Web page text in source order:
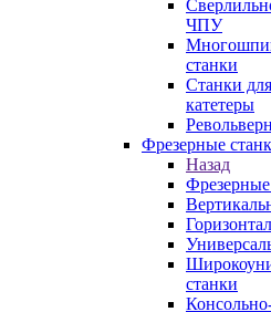
ЧПУ
станки
Станки
катетеры
Фрезерные
Назад
станки